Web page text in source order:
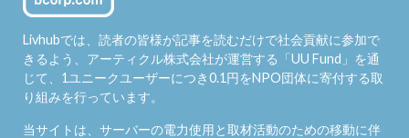
Livhubでは、読者の皆様が記事を読むだけで社会貢献に参加で
きるよう、アーティクル株式会社が運営する「UU Fund 」を通
じて、1ユニークユーザーにつき0.1円をNPO団体に寄付する取
り組みを行っています。
当サイトは、サーバーの電力使用と取材活動のための移動に伴